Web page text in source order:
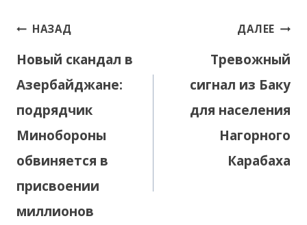
Навигация
записям
НАЗАД
Новый скандал в
Азербайджане:
подрядчик
Минобороны
обвиняется в
присвоении
миллионов
ДАЛЕЕ
Тревожный
сигнал из Баку
для населения
Нагорного
Карабаха